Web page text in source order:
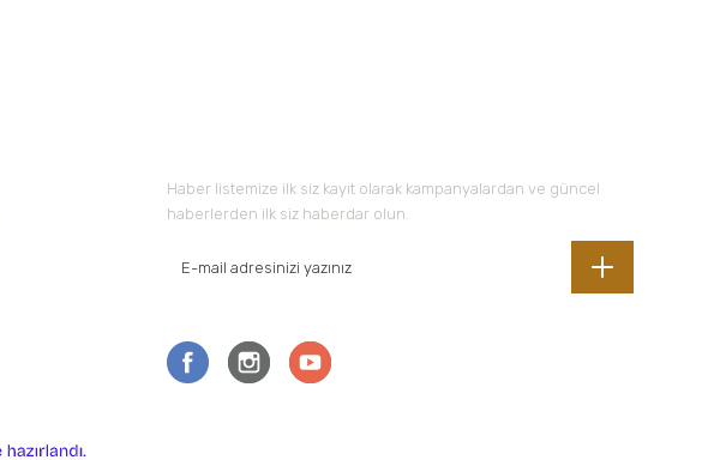
Haber listemize ilk siz kayıt olarak kampanyalardan ve güncel
haberlerden ilk siz haberdar olun.